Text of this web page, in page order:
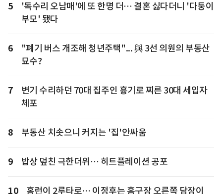
5
'독수리 오남매'에 또 한명 더… 결혼 싫다더니 '다둥이
부모' 됐다
6
"폐기 버스 개조해 청년주택"... 與 3선 의원의 부동산
묘수?
7
변기 수리하던 70대 집주인 흉기로 찌른 30대 세입자
체포
8 부동산 치솟으니 커지는 '집'안싸움
9 밥상 덮친 극한더위… 히트플레이션 공포
10 홈런이 2루타로… 이정후는 홈구장 오른쪽 담장이